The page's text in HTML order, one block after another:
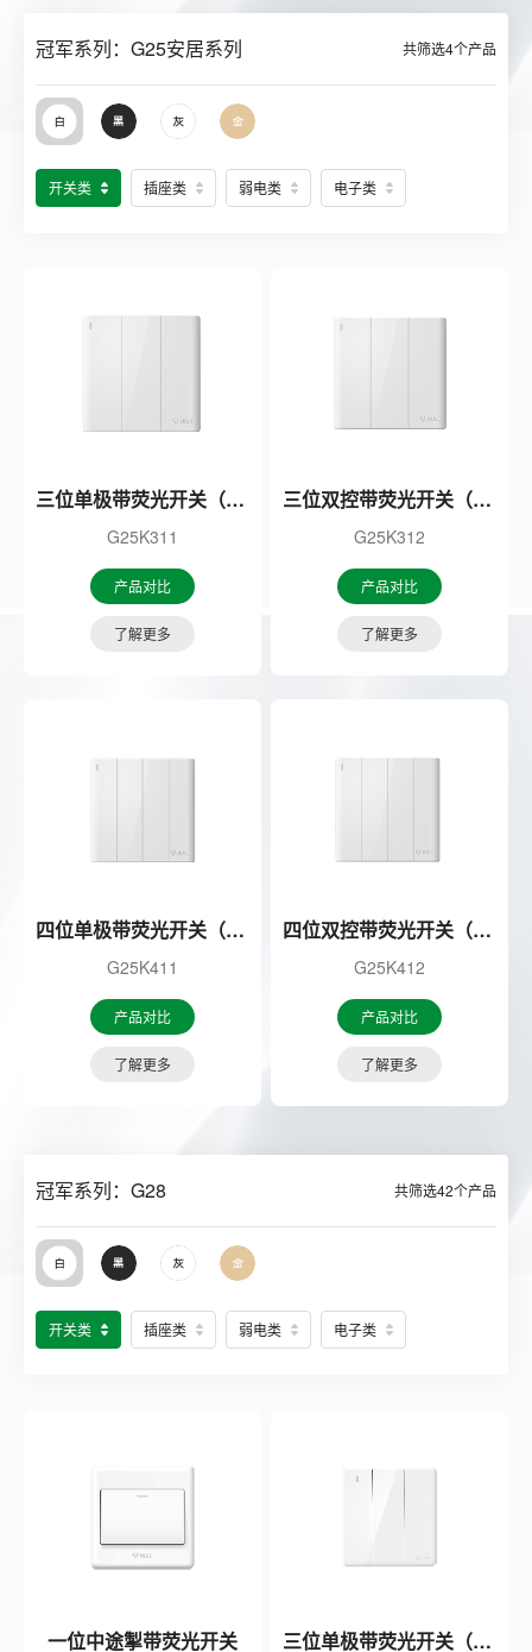
冠军系列：G25安居系列 共筛选4个产品
开关类 插座类 弱电类 电子类
三位单极带荧光开关（白色）
G25K311
产品对比
了解更多
三位双控带荧光开关（白色）
G25K312
产品对比
了解更多
四位单极带荧光开关（白色）
G25K411
产品对比
了解更多
四位双控带荧光开关（白色）
G25K412
产品对比
了解更多
冠军系列：G28 共筛选42个产品
开关类 插座类 弱电类 电子类
一位中途掣带荧光开关 三位单极带荧光开关（白色）